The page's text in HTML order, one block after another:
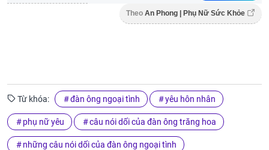
Theo An Phong | Phụ Nữ Sức Khỏe
Từ khóa: đàn ông ngoại tình yêu hôn nhân
phụ nữ yêu câu nói dối của đàn ông trăng hoa
những câu nói dối của đàn ông ngoại tình